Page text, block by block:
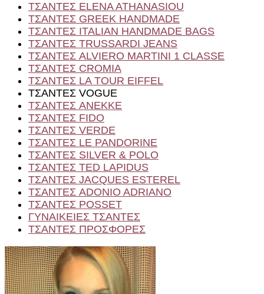
ΤΣΑΝΤΕΣ ELENA ATHANASIOU
ΤΣΑΝΤΕΣ GREEK HANDMADE
ΤΣΑΝΤΕΣ ITALIAN HANDMADE BAGS
ΤΣΑΝΤΕΣ TRUSSARDI JEANS
ΤΣΑΝΤΕΣ ALVIERO MARTINI 1 CLASSE
ΤΣΑΝΤΕΣ CROMIA
ΤΣΑΝΤΕΣ LA TOUR EIFFEL
ΤΣΑΝΤΕΣ VOGUE
ΤΣΑΝΤΕΣ ANEKKE
ΤΣΑΝΤΕΣ FIDO
ΤΣΑΝΤΕΣ VERDE
ΤΣΑΝΤΕΣ LE PANDORINE
ΤΣΑΝΤΕΣ SILVER & POLO
ΤΣΑΝΤΕΣ TED LAPIDUS
ΤΣΑΝΤΕΣ JACQUES ESTEREL
ΤΣΑΝΤΕΣ ADONIO ADRIANO
ΤΣΑΝΤΕΣ POSSET
ΓΥΝΑΙΚΕΙΕΣ ΤΣΑΝΤΕΣ
ΤΣΑΝΤΕΣ ΠΡΟΣΦΟΡΕΣ